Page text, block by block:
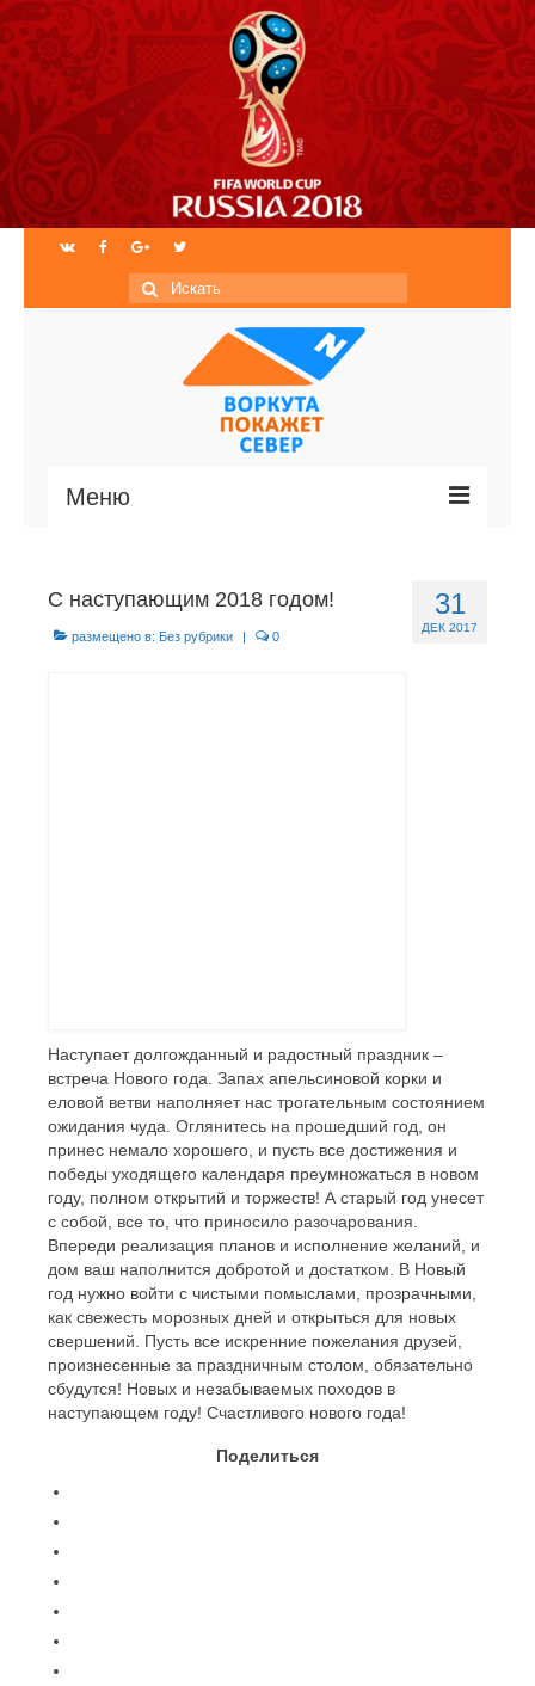
Искать:
Меню
Новости 31
ДЕК 2017
С наступающим 2018 годом!
размещено в: Без рубрики 0
Наступает долгожданный и радостный праздник –
встреча Нового года. Запах апельсиновой корки и
еловой ветви наполняет нас трогательным состоянием
ожидания чуда. Оглянитесь на прошедший год, он
принес немало хорошего, и пусть все достижения и
победы уходящего календаря преумножаться в новом
году, полном открытий и торжеств! А старый год унесет
с собой, все то, что приносило разочарования.
Впереди реализация планов и исполнение желаний, и
дом ваш наполнится добротой и достатком. В Новый
год нужно войти с чистыми помыслами, прозрачными,
как свежесть морозных дней и открыться для новых
свершений. Пусть все искренние пожелания друзей,
произнесенные за праздничным столом, обязательно
сбудутся! Новых и незабываемых походов в
наступающем году! Счастливого нового года!
Поделиться